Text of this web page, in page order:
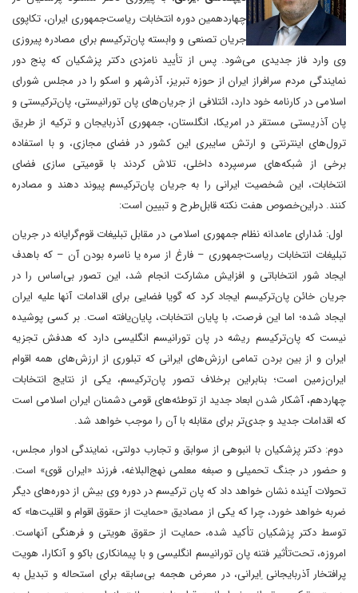
چهاردهمین دوره انتخابات ریاست‌جمهوری ایران، تکاپوی
جریان تصنعی و وابسته پان‌ترکیسم برای مصادره پیروزی
وی وارد فاز جدیدی می‌شود. پس از تأیید نامزدی دکتر پزشکیان که پنج دور
نمایندگی مردم سرافراز ایران از حوزه تبریز، آذرشهر و اسکو را در مجلس شورای
اسلامی در کارنامه خود دارد، ائتلافی از جریان‌های پان تورانیستی، پان‌ترکیستی و
پان آذریستی مستقر در امریکا، انگلستان، جمهوری آذربایجان و ترکیه از طریق
ترول‌های اینترنتی و ارتش سایبری این کشور در فضای مجازی، و با استفاده
برخی از شبکه‌های سرسپرده داخلی، تلاش کردند با قومیتی سازی فضای
انتخابات، این شخصیت ایرانی را به جریان پان‌ترکیسم پیوند دهند و مصادره
کنند. دراین‌خصوص هفت نکته قابل‌طرح و تبیین است:
اول: مُدارای عامدانه نظام جمهوری اسلامی در مقابل تبلیغات قوم‌گرایانه در جریان
تبلیغات انتخابات ریاست‌جمهوری – فارغ از سره یا ناسره بودن آن – که باهدف
ایجاد شور انتخاباتی و افزایش مشارکت انجام شد، این تصور بی‌اساس را در
جریان خائن پان‌ترکیسم ایجاد کرد که گویا فضایی برای اقدامات آنها علیه ایران
ایجاد شده؛ اما این فرصت، با پایان انتخابات، پایان‌یافته است. بر کسی پوشیده
نیست که پان‌ترکیسم ریشه در پان تورانیسم انگلیسی دارد که هدفش تجزیه
ایران و از بین بردن تمامی ارزش‌های ایرانی که تبلوری از ارزش‌های همه اقوام
ایران‌زمین است؛ بنابراین برخلاف تصور پان‌ترکیسم، یکی از نتایج انتخابات
چهاردهم، آشکار شدن ابعاد جدید از توطئه‌های قومی دشمنان ایران اسلامی است
که اقدامات جدید و جدی‌تر برای مقابله با آن را موجب خواهد شد.
دوم: دکتر پزشکیان با انبوهی از سوابق و تجارب دولتی، نمایندگی ادوار مجلس،
و حضور در جنگ تحمیلی و صبغه معلمی نهج‌البلاغه، فرزند «ایران قوی» است.
تحولات آینده نشان خواهد داد که پان ترکیسم در دوره وی بیش از دوره‌های دیگر
ضربه خواهد خورد، چرا که یکی از مصادیق «حمایت از حقوق اقوام و اقلیت‌ها» که
توسط دکتر پزشکیان تأکید شده، حمایت از حقوق هویتی و فرهنگی آنهاست.
امروزه، تحت‌تأثیر فتنه پان تورانیسم انگلیسی و با پیمانکاری باکو و آنکارا، هویت
پرافتخار آذربایجانی ِایرانی، در معرض هجمه بی‌سابقه برای استحاله و تبدیل به